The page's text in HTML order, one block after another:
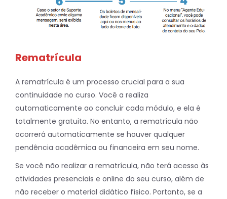
Rematrícula
A rematrícula é um processo crucial para a sua
continuidade no curso. Você a realiza
automaticamente ao concluir cada módulo, e ela é
totalmente gratuita. No entanto, a rematrícula não
ocorrerá automaticamente se houver qualquer
pendência acadêmica ou financeira em seu nome.
Se você não realizar a rematrícula, não terá acesso às
atividades presenciais e online do seu curso, além de
não receber o material didático físico. Portanto, se a